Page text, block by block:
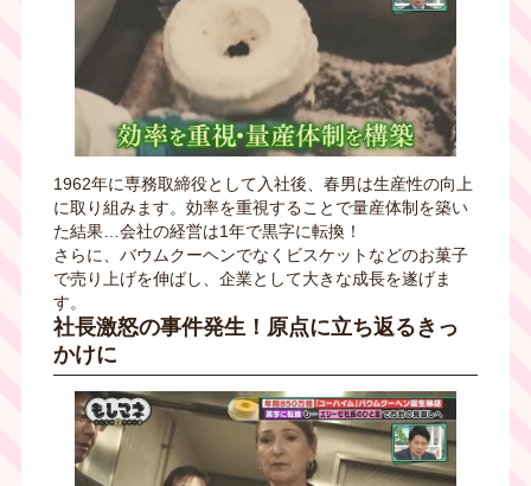
1962年に専務取締役として入社後、春男は生産性の向上
に取り組みます。効率を重視することで量産体制を築い
た結果…会社の経営は1年で黒字に転換！
さらに、バウムクーヘンでなくビスケットなどのお菓子
で売り上げを伸ばし、企業として大きな成長を遂げま
す。
社長激怒の事件発生！原点に立ち返るきっ
かけに